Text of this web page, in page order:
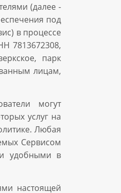
(далее -
под
в процессе
7813672308,
парк
лицам,
могут
услуг на
Любая
Сервисом
удобными в
настоящей